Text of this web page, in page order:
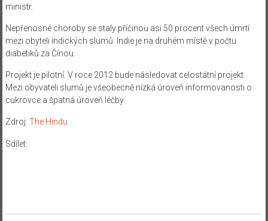
ministr.
Nepřenosné choroby se staly příčinou asi 50 procent všech úmrtí
mezi obyteli indických slumů. Indie je na druhém místě v počtu
diabetiků za Čínou.
Projekt je pilotní. V roce 2012 bude následovat celostátní projekt.
Mezi obyvateli slumů je všeobecně nízká úroveň informovanosti o
cukrovce a špatná úroveň léčby.
Zdroj: The Hindu
Sdílet: